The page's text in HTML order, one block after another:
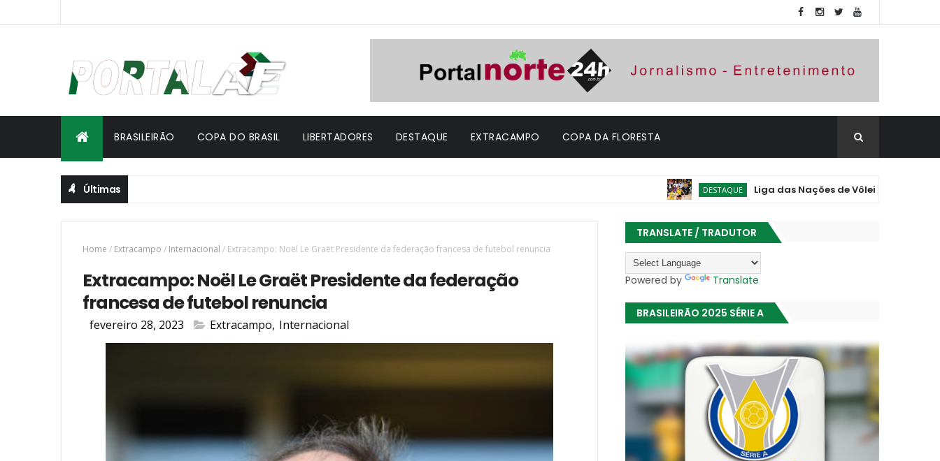
BRASILEIRÃO COPA DO BRASIL LIBERTADORES DESTAQUE EXTRACAMPO COPA DA FLORESTA
Últimas DESTAQUE Liga das Nações de Vôlei: Brasil vence
Home / Extracampo / Internacional / Extracampo: Noël Le Graët Presidente da federação francesa de futebol renuncia
Extracampo: Noël Le Graët Presidente da federação
francesa de futebol renuncia
fevereiro 28, 2023 Extracampo, Internacional
TRANSLATE / TRADUTOR
Powered by Translate
BRASILEIRÃO 2025 SÉRIE A